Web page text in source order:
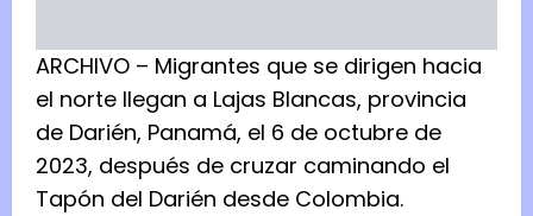
ARCHIVO – Migrantes que se dirigen hacia
el norte llegan a Lajas Blancas, provincia
de Darién, Panamá, el 6 de octubre de
2023, después de cruzar caminando el
Tapón del Darién desde Colombia.